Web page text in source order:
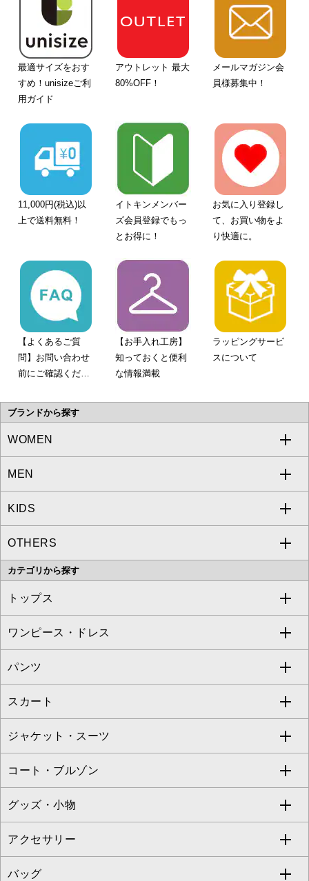
最適サイズをおす
すめ！unisizeご利
用ガイド
アウトレット 最大
80%OFF！
メールマガジン会
員様募集中！
11,000円(税込)以
上で送料無料！
イトキンメンバー
ズ会員登録でもっ
とお得に！
お気に入り登録し
て、お買い物をよ
り快適に。
【よくあるご質
問】お問い合わせ
前にご確認くださ
【お手入れ工房】
知っておくと便利
な情報満載
ラッピングサービ
スについて
ブランドから探す
WOMEN
a.v.v
MICHEL KLEIN
MK MICHEL KLEIN
OFUON le MK
Sybilla
S sybilla
Jocomomola
TARA JARMON
ZAPA
TONEA
al'aise modulation
GEORGES RECH
MEN
a.v.v
MICHEL KLEIN HOMME
MK MICHEL KLEIN HOMME
KIDS
a.v.v
OTHERS
MK MICHEL KLEIN BAG
EMILIO ROBBA
BUYERS SELECT
カテゴリから探す
トップス
すべてのトップス
カットソー・Tシャツ
ブラウス・シャツ
ニット・セーター
カーディガン
アンサンブルセット
ベスト・ジレ
パーカー
ワンピース・ドレス
すべてのワンピース・ドレス
ワンピース
ドレス
チュニック
ジャンパースカート
その他のワンピース・ドレス
パンツ
すべてのパンツ
フルレングスパンツ
クロップド・半端丈パンツ
ガウチョ・ワイドパンツ
ハーフ・ショート丈パンツ
サロペット・オールインワン
スカート
すべてのスカート
ロング・マキシ丈スカート
ひざ丈スカート
ミモレ丈スカート
ショート・ミニ丈スカート
ジャケット・スーツ
すべてのジャケット・スーツ
テーラードジャケット
ノーカラージャケット
セットアップ
コート・ブルゾン
すべてのコート・ブルゾン
トレンチコート
ピーコート
グッズ・小物
すべてのグッズ・小物
マスク
アクセサリー
すべてのアクセサリー
バッグ